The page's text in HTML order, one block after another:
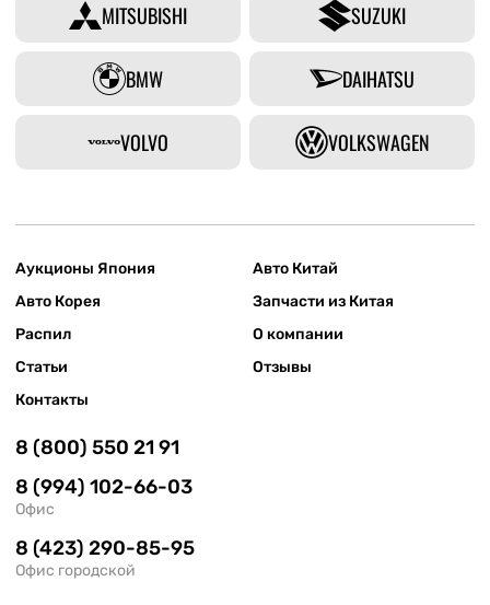
MITSUBISHI SUZUKI
BMW DAIHATSU
VOLVO VOLKSWAGEN
Аукционы Япония
Авто Китай
Авто Корея
Запчасти из Китая
Распил
О компании
Статьи
Отзывы
Контакты
8 (800) 550 21 91
8 (994) 102-66-03
Офис
8 (423) 290-85-95
Офис городской